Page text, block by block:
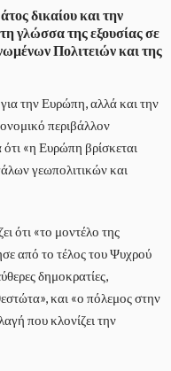
δικαίου και την
γλώσσα της εξουσίας σε
Πολιτειών και της
για την Ευρώπη, αλλά και την
περιβάλλον
«η Ευρώπη βρίσκεται
γεωπολιτικών και
ότι «το μοντέλο της
από το τέλος του Ψυχρού
δημοκρατίες,
και «ο πόλεμος στην
που κλονίζει την